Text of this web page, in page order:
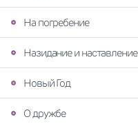
На погребение
Назидание и наставление
Новый Год
О дружбе